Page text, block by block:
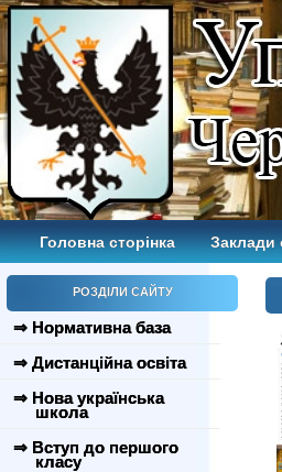
Головна сторінка Заклади
РОЗДІЛИ САЙТУ
⇒ Нормативна база
⇒ Дистанційна освіта
⇒ Нова українська
школа
⇒ Вступ до першого
класу